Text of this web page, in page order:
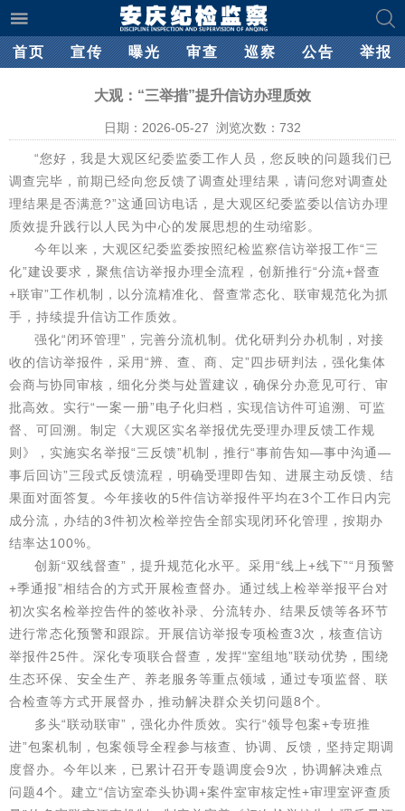
首页 宣传 曝光 审查 巡察 公告 举报
大观：“三举措”提升信访办理质效
日期：2026-05-27 浏览次数： 732
“您好，我是大观区纪委监委工作人员，您反映的问题我们已
调查完毕，前期已经向您反馈了调查处理结果，请问您对调查处
理结果是否满意?”这通回访电话，是大观区纪委监委以信访办理
质效提升践行以人民为中心的发展思想的生动缩影。
今年以来，大观区纪委监委按照纪检监察信访举报工作“三
化”建设要求，聚焦信访举报办理全流程，创新推行“分流+督查
+联审”工作机制，以分流精准化、督查常态化、联审规范化为抓
手，持续提升信访工作质效。
强化“闭环管理”，完善分流机制。优化研判分办机制，对接
收的信访举报件，采用“辨、查、商、定”四步研判法，强化集体
会商与协同审核，细化分类与处置建议，确保分办意见可行、审
批高效。实行“一案一册”电子化归档，实现信访件可追溯、可监
督、可回溯。制定《大观区实名举报优先受理办理反馈工作规
则》，实施实名举报“三反馈”机制，推行“事前告知—事中沟通—
事后回访”三段式反馈流程，明确受理即告知、进展主动反馈、结
果面对面答复。今年接收的5件信访举报件平均在3个工作日内完
成分流，办结的3件初次检举控告全部实现闭环化管理，按期办
结率达100%。
创新“双线督查”，提升规范化水平。采用“线上+线下”“月预警
+季通报”相结合的方式开展检查督办。通过线上检举举报平台对
初次实名检举控告件的签收补录、分流转办、结果反馈等各环节
进行常态化预警和跟踪。开展信访举报专项检查3次，核查信访
举报件25件。深化专项联合督查，发挥“室组地”联动优势，围绕
生态环保、安全生产、养老服务等重点领域，通过专项监督、联
合检查等方式开展督办，推动解决群众关切问题8个。
多头“联动联审”，强化办件质效。实行“领导包案+专班推
进”包案机制，包案领导全程参与核查、协调、反馈，坚持定期调
度督办。今年以来，已累计召开专题调度会9次，协调解决难点
问题4个。建立“信访室牵头协调+案件室审核定性+审理室评查质